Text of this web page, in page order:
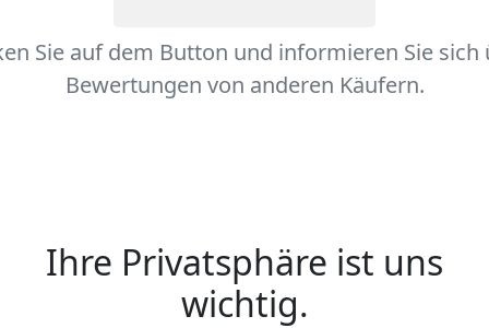
Sie auf dem Button und informieren Sie sich
Bewertungen von anderen Käufern.
Ihre Privatsphäre ist uns
wichtig.